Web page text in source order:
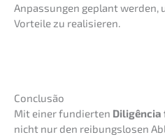
Anpas­sun­gen geplant
Vortei­le zu realisieren.
Conclusão
Mit einer fundier­ten Diligên­cia
nicht nur den reibungs­lo­sen